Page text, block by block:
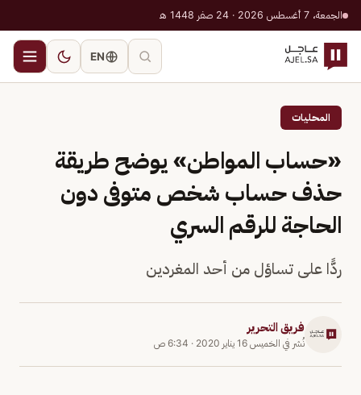
الجمعة، 7 أغسطس 2026 · 24 صفر 1448 هـ
EN
المحليات
«حساب المواطن» يوضح طريقة
حذف حساب شخص متوفى دون
الحاجة للرقم السري
ردًّا على تساؤل من أحد المغردين
فريق التحرير
نُشر في الخميس 16 يناير 2020 · 6:34 ص